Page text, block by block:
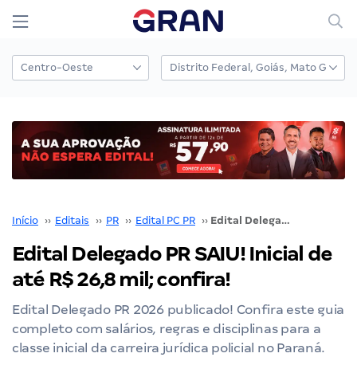
Início ›› Editais ›› PR ›› Edital PC PR ›› Edital Delegado PR SAIU! Inicial de até R$ 26,8 mil; confira!
Edital Delegado PR SAIU! Inicial de
até R$ 26,8 mil; confira!
Edital Delegado PR 2026 publicado! Confira este guia
completo com salários, regras e disciplinas para a
classe inicial da carreira jurídica policial no Paraná.